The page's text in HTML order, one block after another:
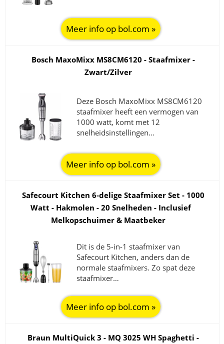
Meer info op bol.com »
Bosch MaxoMixx MS8CM6120 - Staafmixer -
Zwart/Zilver
Deze Bosch MaxoMixx MS8CM6120
staafmixer heeft een vermogen van
1000 watt, komt met 12
snelheidsinstellingen…
Meer info op bol.com »
Safecourt Kitchen 6-delige Staafmixer Set - 1000
Watt - Hakmolen - 20 Snelheden - Inclusief
Melkopschuimer & Maatbeker
Dit is de 5-in-1 staafmixer van
Safecourt Kitchen, anders dan de
normale staafmixers. Zo spat deze
staafmixer…
Meer info op bol.com »
Braun MultiQuick 3 - MQ 3025 WH Spaghetti -